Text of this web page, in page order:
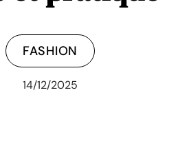
FASHION
14/12/2025